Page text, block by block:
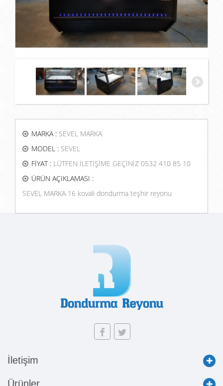
MARKA : SEVEL MARKA
MODEL : SEVEL
FİYAT : LÜTFEN İLETİŞİME GEÇİNİZ 0532 410 85 10
ÜRÜN AÇIKLAMASI :
SEVEL MARKA 16 kovali dondurma teşhir reyonu
İletişim
Ürünler